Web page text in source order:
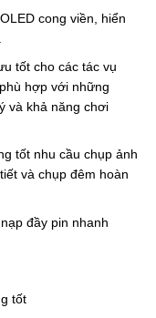
cong viền, hiển
tốt cho các tác vụ
hợp với những
và khả năng chơi
tốt nhu cầu chụp ảnh
và chụp đêm hoàn
đầy pin nhanh
tốt